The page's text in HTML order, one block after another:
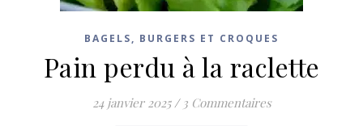
BAGELS, BURGERS ET CROQUES
Pain perdu à la raclette
24 janvier 2025 / 3 Commentaires